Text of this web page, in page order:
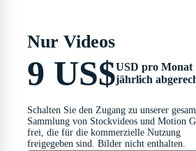
Nur Videos
9 US$USD pro Monat
jährlich
Schalten Sie den Zugang zu unserer
Sammlung von Stockvideos und Motion
frei, die für die kommerzielle Nutzung
freigegeben sind. Bilder nicht enthalten.